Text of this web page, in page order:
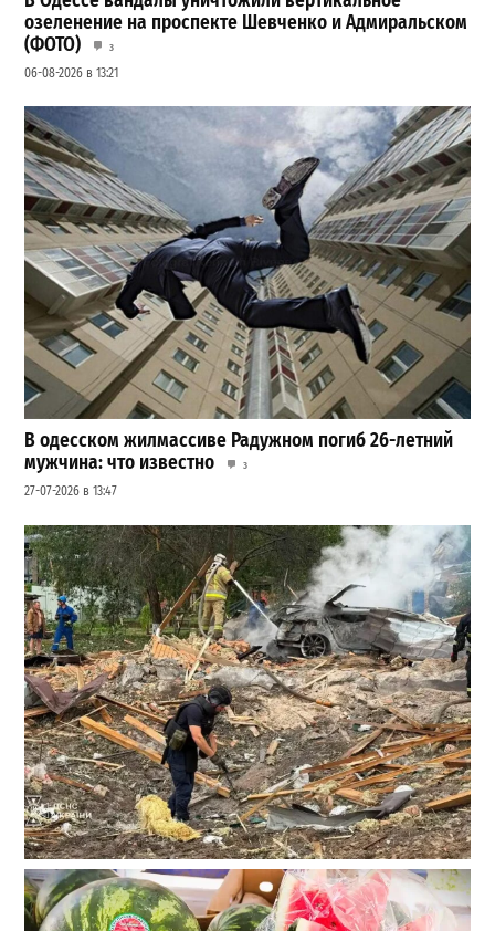
озеленение на проспекте Шевченко и Адмиральском
(ФОТО)
3
06-08-2026 в 13:21
В одесском жилмассиве Радужном погиб 26-летний
мужчина: что известно
3
27-07-2026 в 13:47
Ракетный удар по полигону на Киевщине: погибли 10
человек, сотня раненых
2